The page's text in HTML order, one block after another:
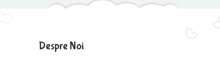
Despre Noi